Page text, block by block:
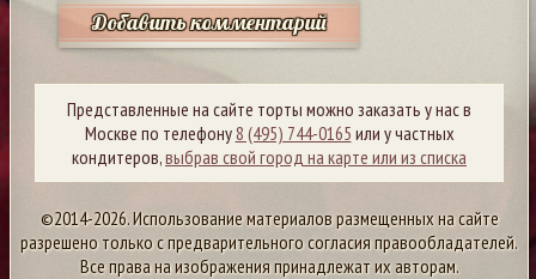
Добавить комментарий
Представленные на сайте торты можно заказать у нас в
Москве по телефону8 (495) 744-0165 или у частных
кондитеров,выбрав свой город на карте или из списка
©2014-2026. Использование материалов размещенных на сайте
разрешено только с предварительного согласия правообладателей.
Все права на изображения принадлежат их авторам.